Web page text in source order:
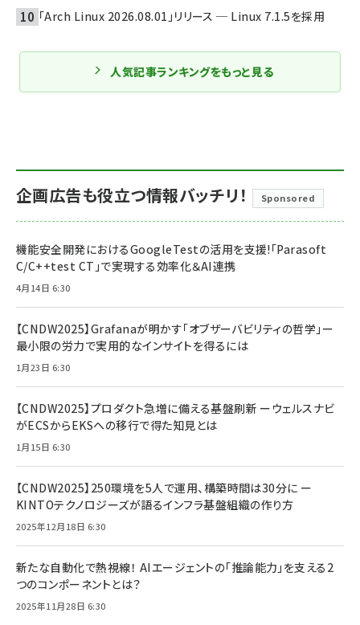
「Arch Linux 2026.08.01」リリース ─ Linux 7.1.5を採用
人気記事ランキングをもっと見る
企画広告も役立つ情報バッチリ！ Sponsored
機能安全開発におけるGoogleTestの活用を支援!「Parasoft
C/C++test CT」で実現する効率化＆AI連携
4月14日 6:30
【CNDW2025】Grafanaが明かす「オブザーバビリティの哲学」ー
最小限の労力で実用的なインサイトを得るには
1月23日 6:30
【CNDW2025】プロダクト急増に備える基盤刷新 ーウェルスナビ
がECSからEKSへの移行で得た知見とは
1月15日 6:30
【CNDW2025】250環境を5人で運用、構築時間は30分に ー
KINTOテクノロジーズが語るインフラ基盤組織の作り方
2025年12月18日 6:30
新たな自動化で熱視線！ AIエージェントの「推論能力」を支える2
つのコンポーネントとは？
2025年11月28日 6:30